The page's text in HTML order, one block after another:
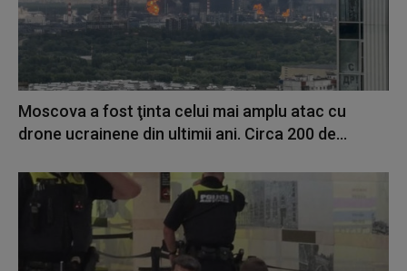
Moscova a fost ţinta celui mai amplu atac cu
drone ucrainene din ultimii ani. Circa 200 de...